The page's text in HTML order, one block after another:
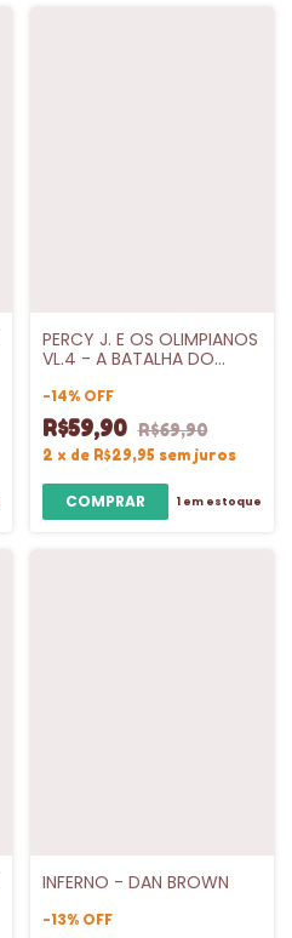
PERCY J. E OS OLIMPIANOS
VL.4 - A BATALHA DO
-14% OFF
R$59,90 R$69,90
2 x de R$29,95 sem juros
1 em estoque
INFERNO - DAN BROWN
-13% OFF